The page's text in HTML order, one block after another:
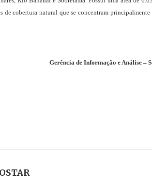
cobertura natural que se concentram principalmente
Gerência de Informação e Análise –